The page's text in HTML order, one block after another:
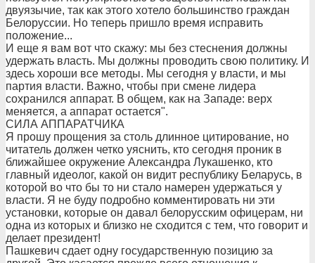
двуязычие, так как этого хотело большинство граждан
Белоруссии. Но теперь пришло время исправить
положение...
И еще я вам вот что скажу: мы без стеснения должны
удержать власть. Мы должны проводить свою политику. И
здесь хороши все методы. Мы сегодня у власти, и мы
партия власти. Важно, чтобы при смене лидера
сохранился аппарат. В общем, как на Западе: верх
меняется, а аппарат остается".
СИЛА АППАРАТЧИКА
Я прошу прощения за столь длинное цитирование, но
читатель должен четко уяснить, кто сегодня проник в
ближайшее окружение Александра Лукашенко, кто
главный идеолог, какой он видит республику Беларусь, в
которой во что бы то ни стало намерен удержаться у
власти. Я не буду подробно комментировать ни эти
установки, которые он давал белорусским офицерам, ни
одна из которых и близко не сходится с тем, что говорит и
делает президент!
Пашкевич сдает одну государственную позицию за